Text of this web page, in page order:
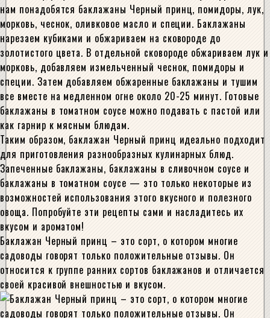
нам понадобятся баклажаны Черный принц, помидоры, лук,
морковь, чеснок, оливковое масло и специи. Баклажаны
нарезаем кубиками и обжариваем на сковороде до
золотистого цвета. В отдельной сковороде обжариваем лук и
морковь, добавляем измельченный чеснок, помидоры и
специи. Затем добавляем обжаренные баклажаны и тушим
все вместе на медленном огне около 20-25 минут. Готовые
баклажаны в томатном соусе можно подавать с пастой или
как гарнир к мясным блюдам.
Таким образом, баклажан Черный принц идеально подходит
для приготовления разнообразных кулинарных блюд.
Запеченные баклажаны, баклажаны в сливочном соусе и
баклажаны в томатном соусе — это только некоторые из
возможностей использования этого вкусного и полезного
овоща. Попробуйте эти рецепты сами и насладитесь их
вкусом и ароматом!
Баклажан Черный принц – это сорт, о котором многие
садоводы говорят только положительные отзывы. Он
относится к группе ранних сортов баклажанов и отличается
своей красивой внешностью и вкусом.